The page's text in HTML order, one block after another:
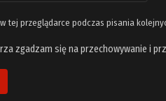
tej przeglądarce podczas pisania
zgadzam się na przechowywanie i